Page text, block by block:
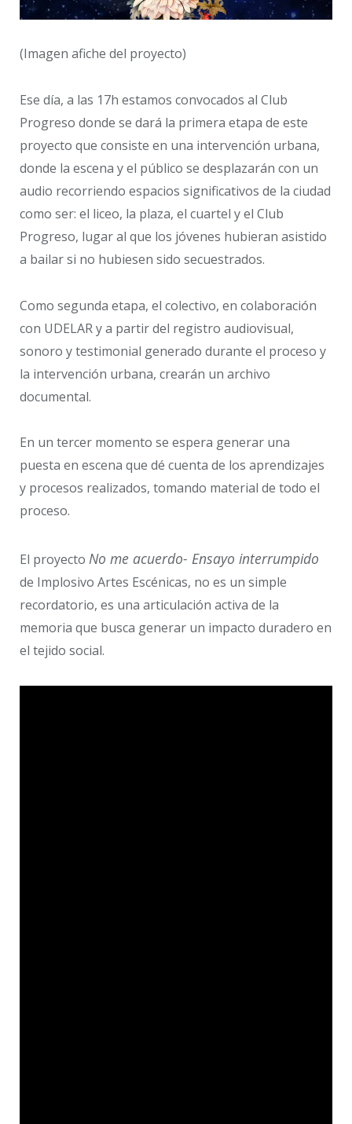
(Imagen afiche del proyecto)
Ese día, a las 17h estamos convocados al Club
Progreso donde se dará la primera etapa de este
proyecto que consiste en una intervención urbana,
donde la escena y el público se desplazarán con un
audio recorriendo espacios significativos de la ciudad
como ser: el liceo, la plaza, el cuartel y el Club
Progreso, lugar al que los jóvenes hubieran asistido
a bailar si no hubiesen sido secuestrados.
Como segunda etapa, el colectivo, en colaboración
con UDELAR y a partir del registro audiovisual,
sonoro y testimonial generado durante el proceso y
la intervención urbana, crearán un archivo
documental.
En un tercer momento se espera generar una
puesta en escena que dé cuenta de los aprendizajes
y procesos realizados, tomando material de todo el
proceso.
El proyecto No me acuerdo- Ensayo interrumpido
de Implosivo Artes Escénicas, no es un simple
recordatorio, es una articulación activa de la
memoria que busca generar un impacto duradero en
el tejido social.